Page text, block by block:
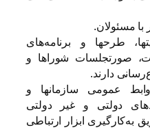
با مسئولان.
طرحها و برنامه‌های
صورتجلسات شوراها و
دارند.
عمومی سازمانها و
دولتی و غیر دولتی
ابزار ارتباطی